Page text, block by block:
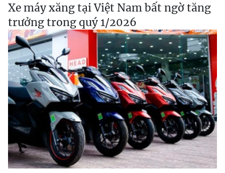
Xe máy xăng tại Việt Nam bất ngờ tăng
trưởng trong quý 1/2026